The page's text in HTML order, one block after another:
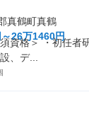
真鶴町真鶴
26万1460円
資格＞ ・初任者
、デ...